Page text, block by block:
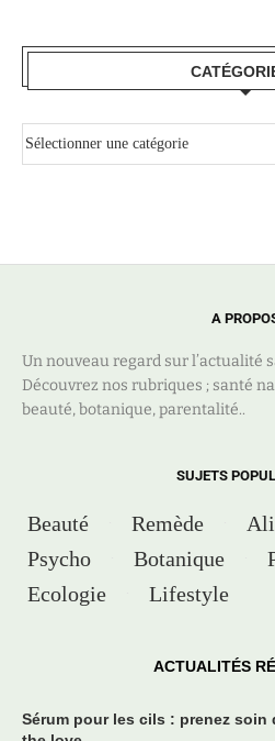
A
Un nouveau regard sur l’actualité
Découvrez nos rubriques ; santé
beauté, botanique, parentalité..
SUJETS
Beauté Remède
Psycho
Botanique
Ecologie
Lifestyle
ACTUALITÉS
Sérum pour les cils : prenez soin